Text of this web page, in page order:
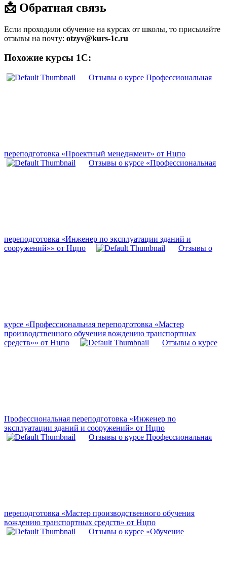
📩 Обратная связь
Если проходили обучение на курсах от школы, то присылайте
отзывы на почту: otzyv@kurs-1c.ru
Похожие курсы 1С:
Отзывы о курсе Профессиональная
переподготовка «Проектный менеджмент» от Нцпо
Отзывы о курсе «Профессиональная
переподготовка «Инженер по эксплуатации зданий и
сооружений»» от Нцпо
Отзывы о
курсе «Профессиональная переподготовка «Мастер
производственного обучения вождению транспортных
средств»» от Нцпо
Отзывы о курсе
Профессиональная переподготовка «Инженер по
эксплуатации зданий и сооружений» от Нцпо
Отзывы о курсе Профессиональная
переподготовка «Мастер производственного обучения
вождению транспортных средств» от Нцпо
Отзывы о курсе «Обучение